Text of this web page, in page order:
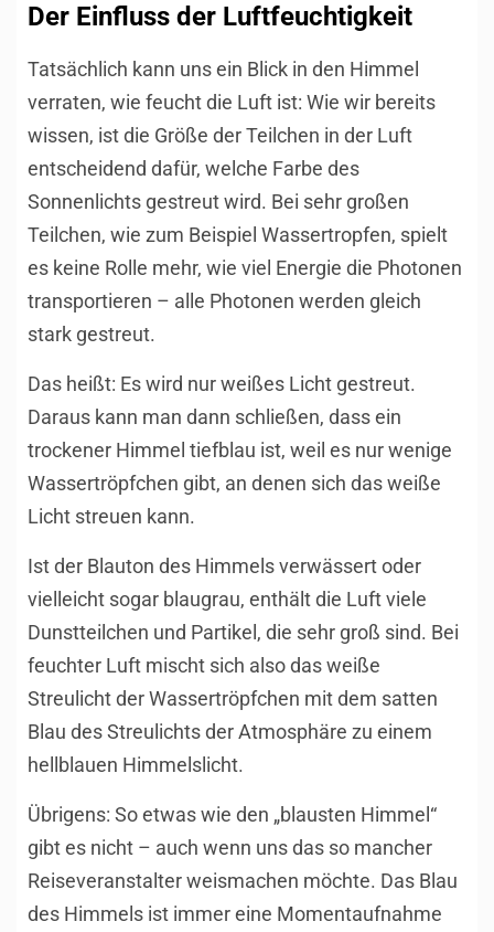
Der Einfluss der Luftfeuchtigkeit
Tatsächlich kann uns ein Blick in den Himmel
verraten, wie feucht die Luft ist: Wie wir bereits
wissen, ist die Größe der Teilchen in der Luft
entscheidend dafür, welche Farbe des
Sonnenlichts gestreut wird. Bei sehr großen
Teilchen, wie zum Beispiel Wassertropfen, spielt
es keine Rolle mehr, wie viel Energie die Photonen
transportieren – alle Photonen werden gleich
stark gestreut.
Das heißt: Es wird nur weißes Licht gestreut.
Daraus kann man dann schließen, dass ein
trockener Himmel tiefblau ist, weil es nur wenige
Wassertröpfchen gibt, an denen sich das weiße
Licht streuen kann.
Ist der Blauton des Himmels verwässert oder
vielleicht sogar blaugrau, enthält die Luft viele
Dunstteilchen und Partikel, die sehr groß sind. Bei
feuchter Luft mischt sich also das weiße
Streulicht der Wassertröpfchen mit dem satten
Blau des Streulichts der Atmosphäre zu einem
hellblauen Himmelslicht.
Übrigens: So etwas wie den „blausten Himmel“
gibt es nicht – auch wenn uns das so mancher
Reiseveranstalter weismachen möchte. Das Blau
des Himmels ist immer eine Momentaufnahme